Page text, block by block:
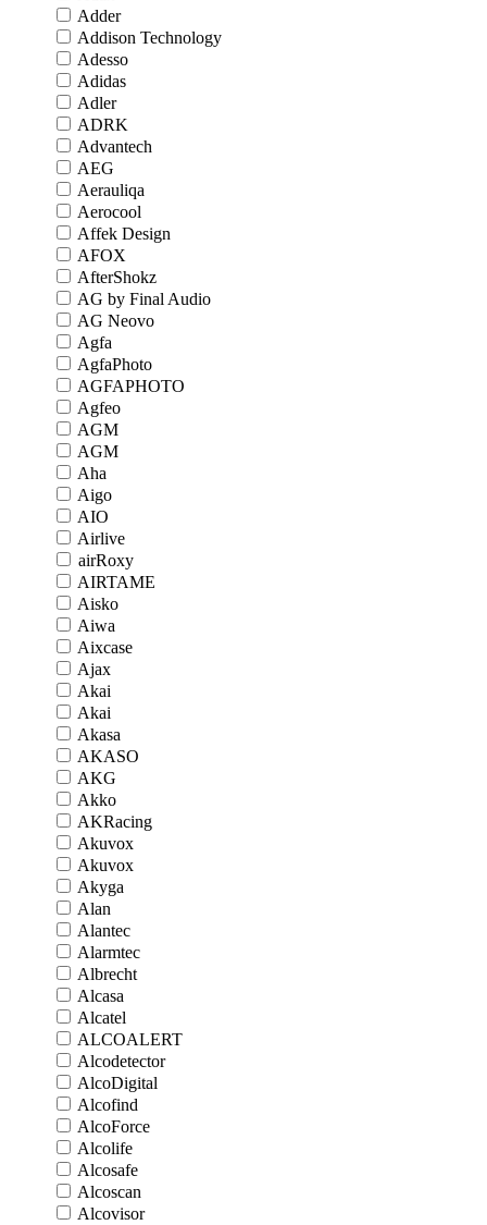
Adder
Addison Technology
Adesso
Adidas
Adler
ADRK
Advantech
AEG
Aerauliqa
Aerocool
Affek Design
AFOX
AfterShokz
AG by Final Audio
AG Neovo
Agfa
AgfaPhoto
AGFAPHOTO
Agfeo
AGM
AGM
Aha
Aigo
AIO
Airlive
airRoxy
AIRTAME
Aisko
Aiwa
Aixcase
Ajax
Akai
Akai
Akasa
AKASO
AKG
Akko
AKRacing
Akuvox
Akuvox
Akyga
Alan
Alantec
Alarmtec
Albrecht
Alcasa
Alcatel
ALCOALERT
Alcodetector
AlcoDigital
Alcofind
AlcoForce
Alcolife
Alcosafe
Alcoscan
Alcovisor